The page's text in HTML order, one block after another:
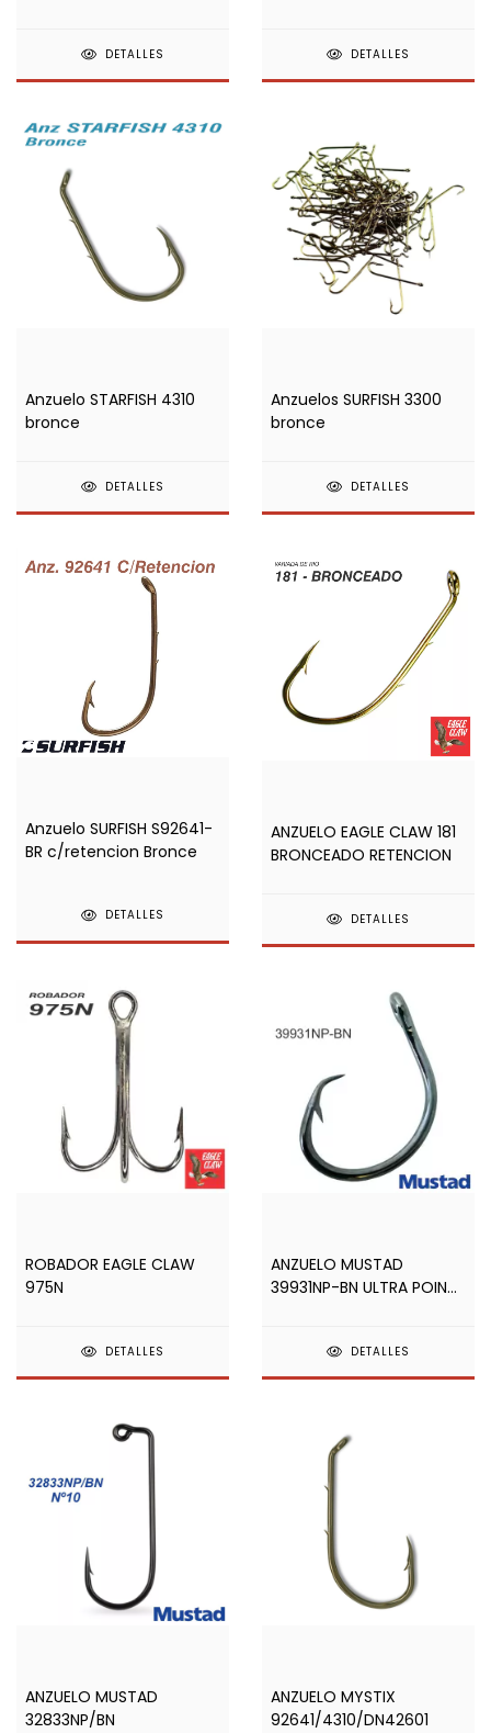
DETALLES DETALLES
Anzuelo STARFISH 4310
bronce
DETALLES
Anzuelos SURFISH 3300
bronce
DETALLES
Anzuelo SURFISH S92641-
BR c/retencion Bronce
DETALLES
ANZUELO EAGLE CLAW 181
BRONCEADO RETENCION
DETALLES
ROBADOR EAGLE CLAW
975N
DETALLES
ANZUELO MUSTAD
39931NP-BN ULTRA POINT
DETALLES
ANZUELO MUSTAD
32833NP/BN
ANZUELO MYSTIX
92641/4310/DN42601